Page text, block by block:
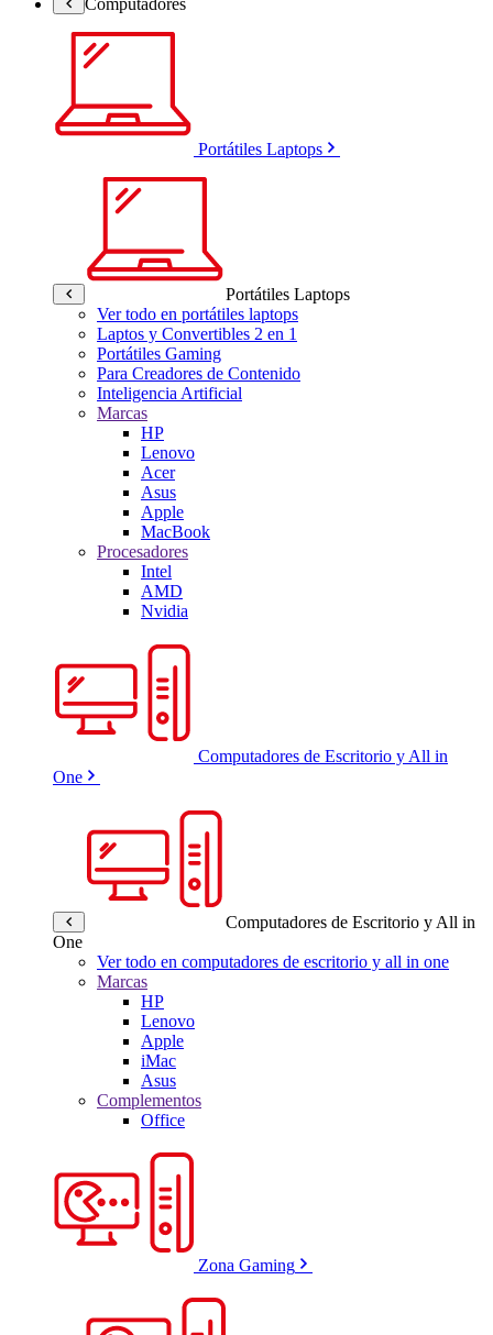
Portátiles Laptops
Portátiles Laptops
Ver todo en portátiles laptops
Laptos y Convertibles 2 en 1
Portátiles Gaming
Para Creadores de Contenido
Inteligencia Artificial
Marcas
HP
Lenovo
Acer
Asus
Apple
MacBook
Procesadores
Intel
AMD
Nvidia
Computadores de Escritorio y All in
One
Computadores de Escritorio y All in
One
Ver todo en computadores de escritorio y all in one
Marcas
HP
Lenovo
Apple
iMac
Asus
Complementos
Office
Zona Gaming